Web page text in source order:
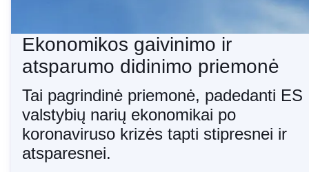
Ekonomikos gaivinimo ir
atsparumo didinimo priemonė
Tai pagrindinė priemonė, padedanti ES
valstybių narių ekonomikai po
koronaviruso krizės tapti stipresnei ir
atsparesnei.